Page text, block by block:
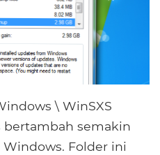
\ WinSXS
bertambah semakin
Folder ini